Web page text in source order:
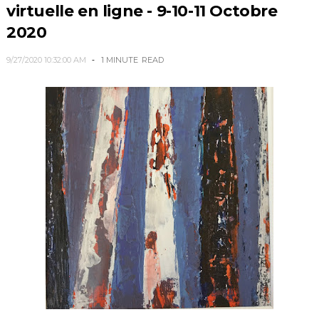
virtuelle en ligne - 9-10-11 Octobre
2020
9/27/2020 10:32:00 AM 1 MINUTE READ